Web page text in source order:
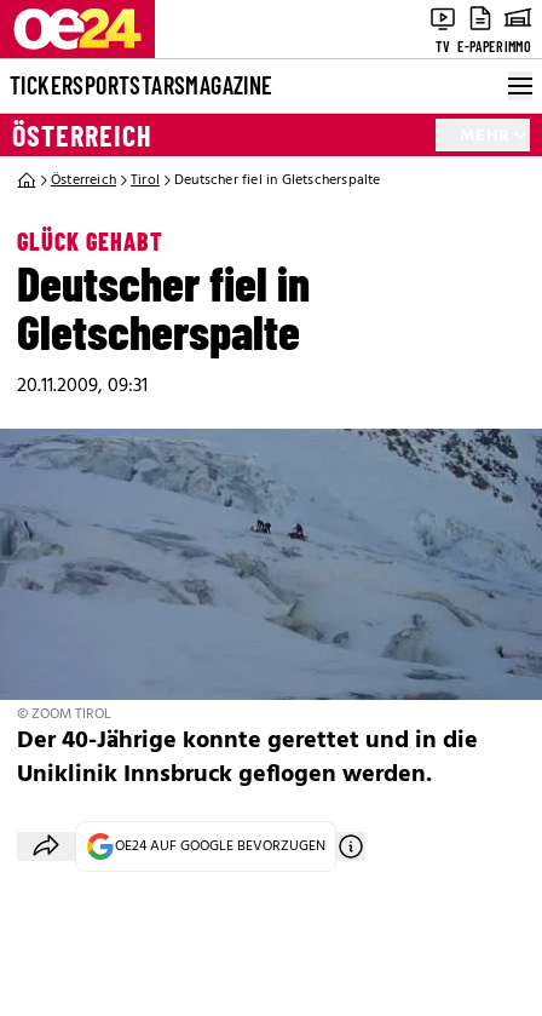
TV E-PAPERIMMO
TICKERSPORTSTARSMAGAZINE
ÖSTERREICH
Österreich Tirol Deutscher fiel in Gletscherspalte
GLÜCK GEHABT
Deutscher fiel in
Gletscherspalte
20.11.2009, 09:31
© ZOOM TIROL
Der 40-Jährige konnte gerettet und in die
Uniklinik Innsbruck geflogen werden.
OE24 AUF GOOGLE BEVORZUGEN